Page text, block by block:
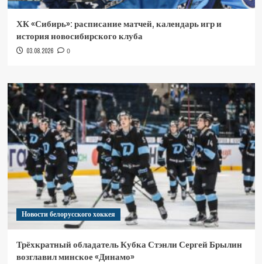
ХК «Сибирь»: расписание матчей, календарь игр и
история новосибирского клуба
03.08.2026 0
Новости белорусского хоккея
Трёхкратный обладатель Кубка Стэнли Сергей Брылин
возглавил минское «Динамо»